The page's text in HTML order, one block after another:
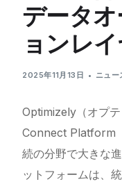
データ
ョンレ
2025年11月13日 ニュー
Optimizely（オプ
Connect Platform
続の分野で大きな
ットフォームは、